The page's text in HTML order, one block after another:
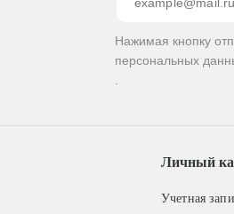
Нажимая кнопку
персональных
Личный
Учетная